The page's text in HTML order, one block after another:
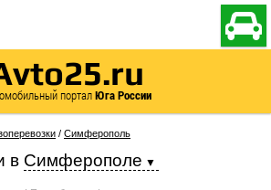

порталЮга России
/ Симферополь
в Симферополе